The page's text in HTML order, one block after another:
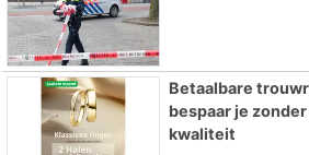
Betaalbare
bespaar je
kwaliteit